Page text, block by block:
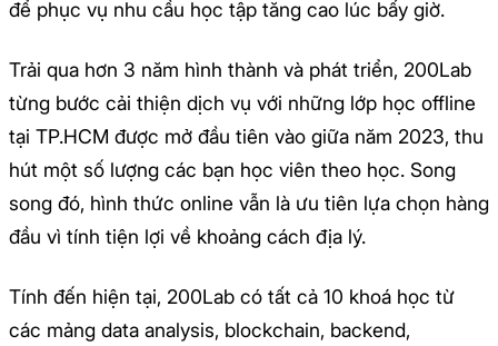
để phục vụ nhu cầu học tập tăng cao lúc bấy giờ.
Trải qua hơn 3 năm hình thành và phát triển, 200Lab
từng bước cải thiện dịch vụ với những lớp học offline
tại TP.HCM được mở đầu tiên vào giữa năm 2023, thu
hút một số lượng các bạn học viên theo học. Song
song đó, hình thức online vẫn là ưu tiên lựa chọn hàng
đầu vì tính tiện lợi về khoảng cách địa lý.
Tính đến hiện tại, 200Lab có tất cả 10 khoá học từ
các mảng data analysis, blockchain, backend,